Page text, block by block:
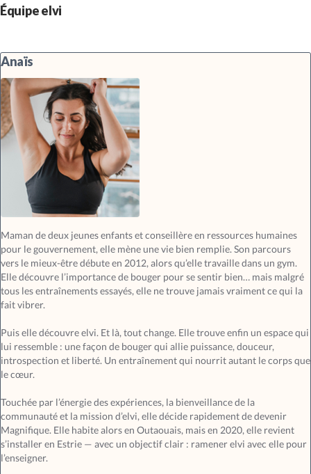
Équipe elvi
Anaïs
Maman de deux jeunes enfants et conseillère en ressources humaines
pour le gouvernement, elle mène une vie bien remplie. Son parcours
vers le mieux-être débute en 2012, alors qu’elle travaille dans un gym.
Elle découvre l’importance de bouger pour se sentir bien… mais malgré
tous les entraînements essayés, elle ne trouve jamais vraiment ce qui la
fait vibrer.
Puis elle découvre elvi. Et là, tout change. Elle trouve enfin un espace qui
lui ressemble : une façon de bouger qui allie puissance, douceur,
introspection et liberté. Un entraînement qui nourrit autant le corps que
le cœur.
Touchée par l’énergie des expériences, la bienveillance de la
communauté et la mission d’elvi, elle décide rapidement de devenir
Magnifique. Elle habite alors en Outaouais, mais en 2020, elle revient
s’installer en Estrie — avec un objectif clair : ramener elvi avec elle pour
l’enseigner.